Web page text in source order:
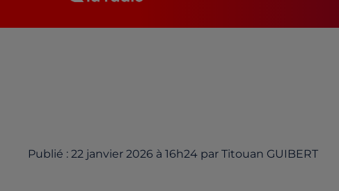
Publié : 22 janvier 2026 à 16h24 par Titouan GUIBERT